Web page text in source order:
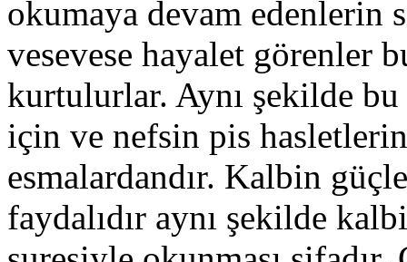
okumaya devam edenlerin
vesevese hayalet görenler
kurtulurlar. Aynı şekilde
için ve nefsin pis
esmalardandır. Kalbin
faydalıdır aynı şekilde